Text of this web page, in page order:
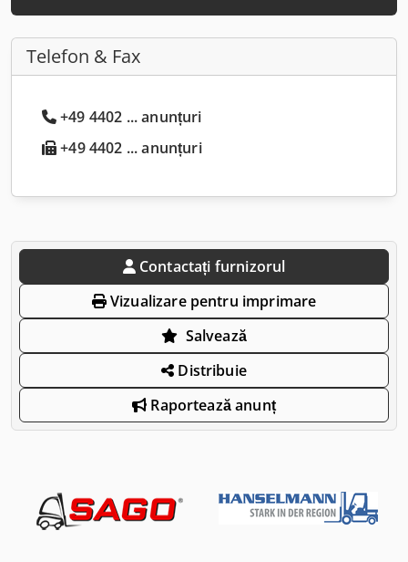
Telefon & Fax
+49 4402 ... anunțuri
+49 4402 ... anunțuri
Contactați furnizorul
Vizualizare pentru imprimare
Salvează
Distribuie
Raportează anunț